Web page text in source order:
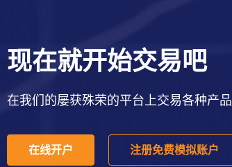
现在就开始交易吧
在我们的屡获殊荣的平台上交易各种产品
在线开户 注册免费模拟账户